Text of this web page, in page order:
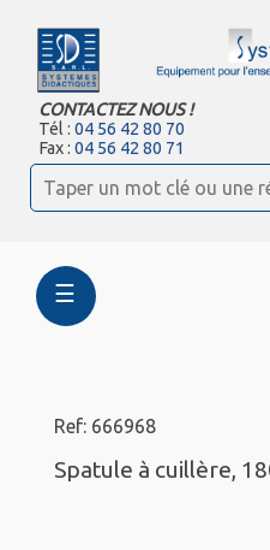
CONTACTEZ NOUS !
Tél :04 56 42 80 70
Fax :04 56 42 80 71
☰
Ref: 666968
Spatule à cuillère,